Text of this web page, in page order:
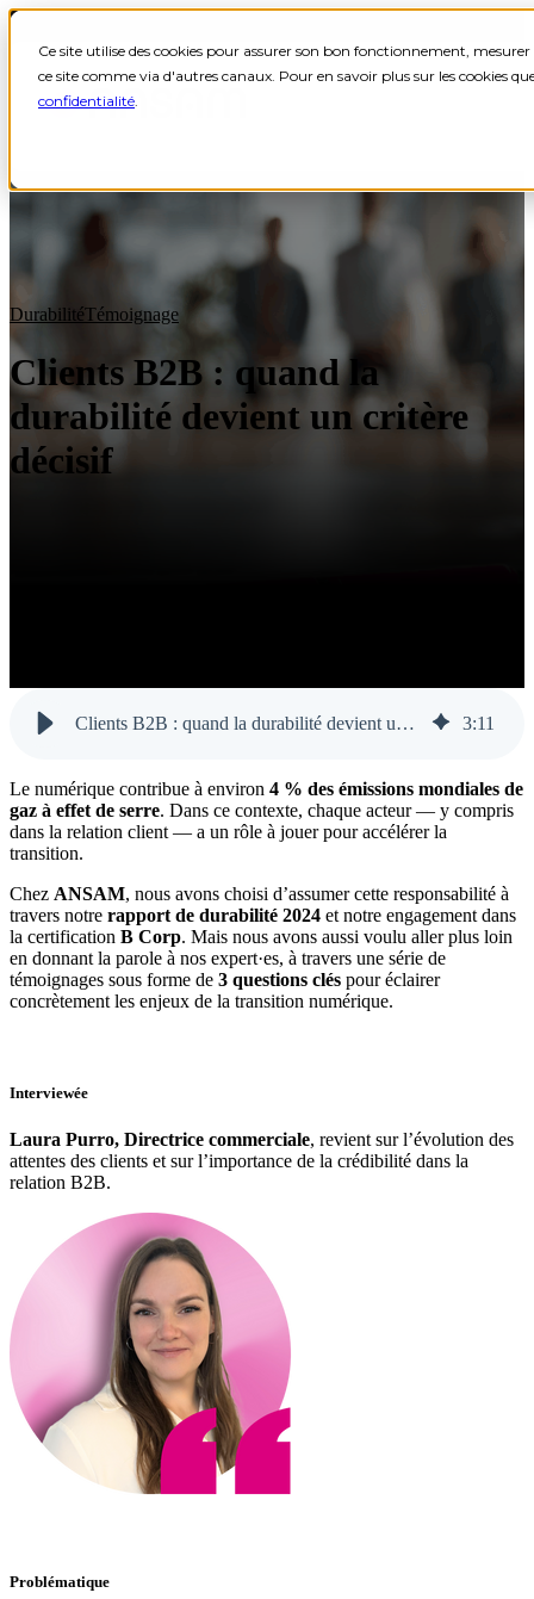
Ce site utilise des cookies pour assurer son bon fonctionnement,
ce site comme via d'autres canaux. Pour en savoir plus sur les cookies
confidentialité.
Business Témoignage
DurabilitéTémoignage
Clients B2B : quand la
durabilité devient un critère
décisif
Clients B2B : quand la durabilité devient un critère décisif 3:11
Le numérique contribue à environ 4 % des émissions mondiales de
gaz à effet de serre. Dans ce contexte, chaque acteur — y compris
dans la relation client — a un rôle à jouer pour accélérer la
transition.
Chez ANSAM, nous avons choisi d’assumer cette responsabilité à
travers notre rapport de durabilité 2024 et notre engagement dans
la certification B Corp. Mais nous avons aussi voulu aller plus loin
en donnant la parole à nos expert·es, à travers une série de
témoignages sous forme de 3 questions clés pour éclairer
concrètement les enjeux de la transition numérique.
Interviewée
Laura Purro, Directrice commerciale, revient sur l’évolution des
attentes des clients et sur l’importance de la crédibilité dans la
relation B2B.
Problématique